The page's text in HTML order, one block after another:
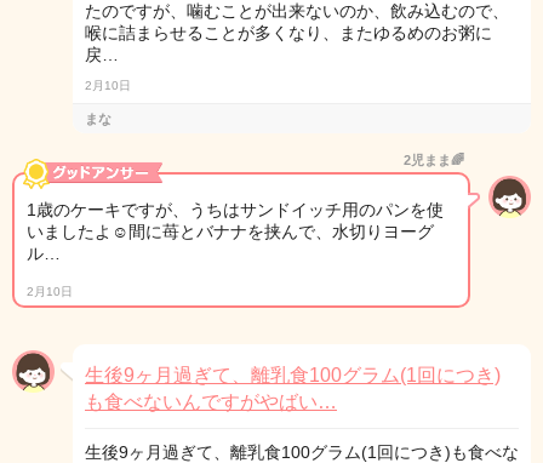
たのですが、噛むことが出来ないのか、飲み込むので、
喉に詰まらせることが多くなり、またゆるめのお粥に
戻…
2月10日
まな
2児まま🌈
1歳のケーキですが、うちはサンドイッチ用のパンを使
いましたよ☺️間に苺とバナナを挟んで、水切りヨーグ
ル…
2月10日
生後9ヶ月過ぎて、離乳食100グラム(1回につき)
も食べないんですがやばい…
生後9ヶ月過ぎて、離乳食100グラム(1回につき)も食べな